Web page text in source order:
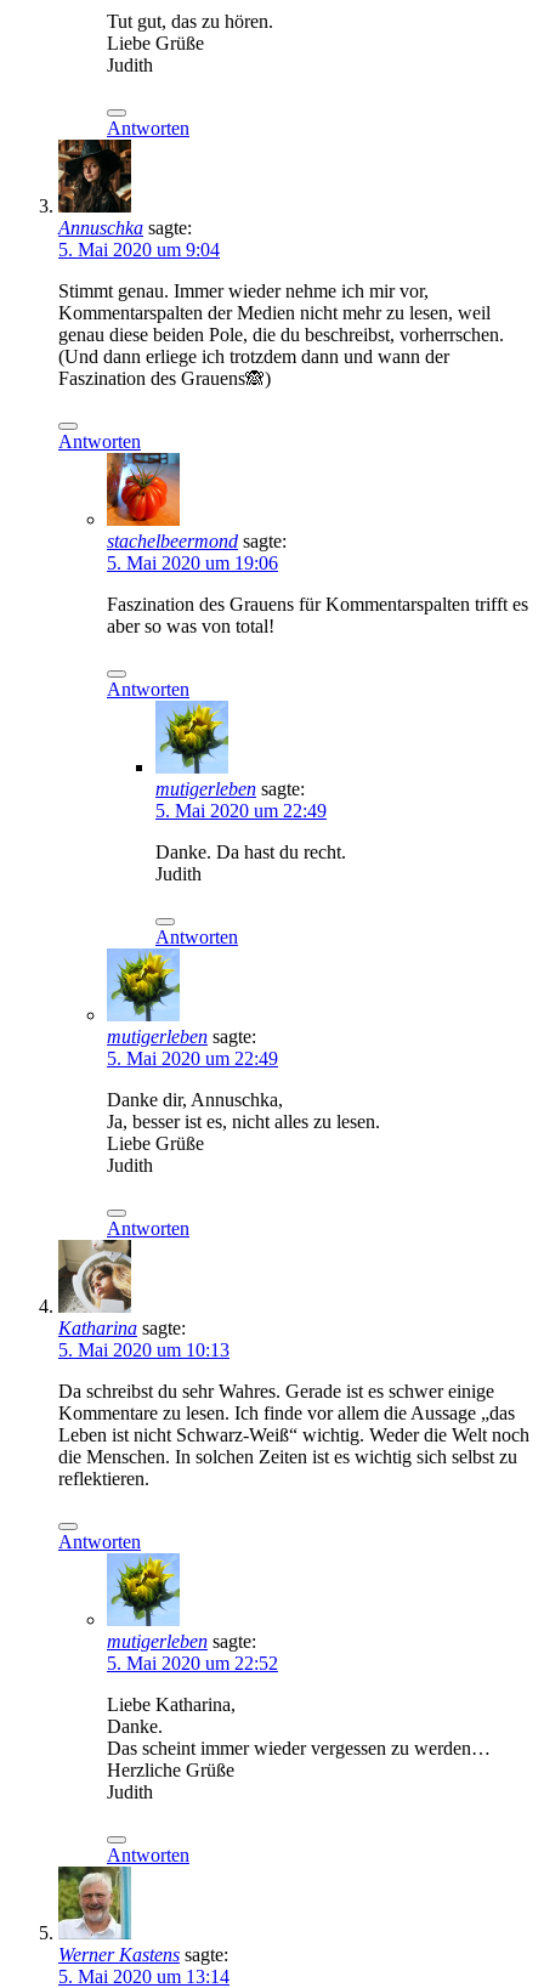
Tut gut, das zu hören.
Liebe Grüße
Judith
Antworten
Annuschka sagte:
5. Mai 2020 um 9:04
Stimmt genau. Immer wieder nehme ich mir vor,
Kommentarspalten der Medien nicht mehr zu lesen, weil
genau diese beiden Pole, die du beschreibst, vorherrschen.
(Und dann erliege ich trotzdem dann und wann der
Faszination des Grauens🙈)
Antworten
stachelbeermond sagte:
5. Mai 2020 um 19:06
Faszination des Grauens für Kommentarspalten trifft es
aber so was von total!
Antworten
mutigerleben sagte:
5. Mai 2020 um 22:49
Danke. Da hast du recht.
Judith
Antworten
mutigerleben sagte:
5. Mai 2020 um 22:49
Danke dir, Annuschka,
Ja, besser ist es, nicht alles zu lesen.
Liebe Grüße
Judith
Antworten
Katharina sagte:
5. Mai 2020 um 10:13
Da schreibst du sehr Wahres. Gerade ist es schwer einige
Kommentare zu lesen. Ich finde vor allem die Aussage „das
Leben ist nicht Schwarz-Weiß“ wichtig. Weder die Welt noch
die Menschen. In solchen Zeiten ist es wichtig sich selbst zu
reflektieren.
Antworten
mutigerleben sagte:
5. Mai 2020 um 22:52
Liebe Katharina,
Danke.
Das scheint immer wieder vergessen zu werden…
Herzliche Grüße
Judith
Antworten
Werner Kastens sagte:
5. Mai 2020 um 13:14